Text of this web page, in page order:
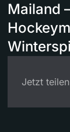
Mailand
Jetzt teilen